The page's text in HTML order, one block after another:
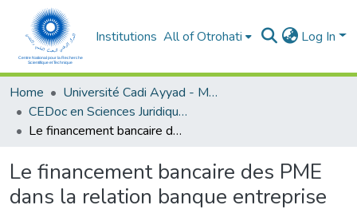
Institutions All of Otrohati Log In
Home
Université Cadi Ayyad - Marrakech
CEDoc en Sciences Juridiques, Economiques, Sociales et de Gestion (CED - SJESG)
Le financement bancaire des PME dans la relation banque entreprise
Le financement bancaire des PME
dans la relation banque entreprise